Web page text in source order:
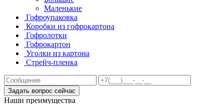
Маленькие
Гофроупаковка
Коробки из гофрокартона
Гофролотки
Гофрокартон
Уголки из картона
Стрейч-пленка
Задать вопрос сейчас
Наши преимущества